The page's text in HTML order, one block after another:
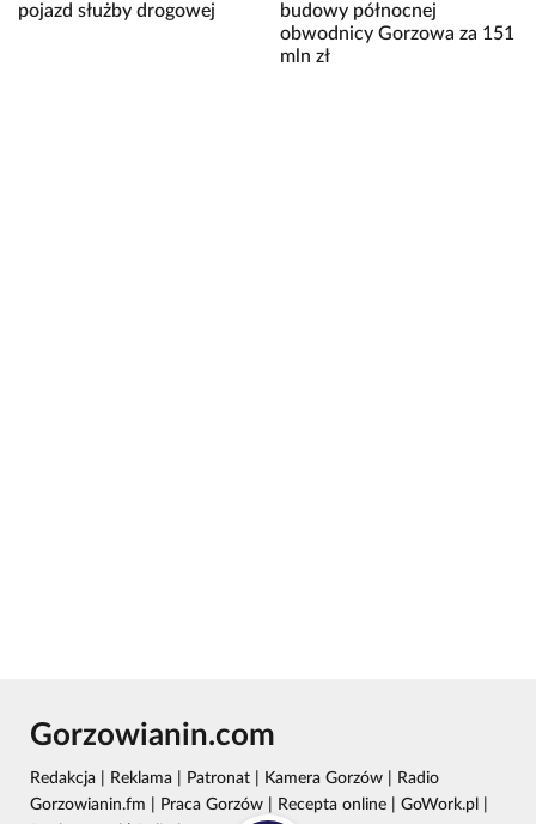
pojazd służby drogowej
budowy północnej
obwodnicy Gorzowa za 151
mln zł
Gorzowianin.com
Redakcja Reklama Patronat Kamera Gorzów
Radio
Gorzowianin.fm
Praca Gorzów Recepta online GoWork.pl